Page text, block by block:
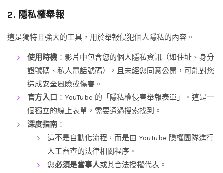
2. 隱私權舉報
這是獨特且強大的工具，用於舉報侵犯個人隱私的內容。
使用時機 ：影片中包含您的個人隱私資訊（如住址、身分
證號碼、私人電話號碼），且未經您同意公開，可能對您
造成安全風險或傷害。
官方入口 ：YouTube 的「隱私權侵害舉報表單」。這是一
個獨立的線上表單，需要通過搜索找到。
深度指南 ：
這不是自動化流程，而是由 YouTube 隱權團隊進行
人工審查的法律相關程序。
您必須是當事人或其合法授權代表。